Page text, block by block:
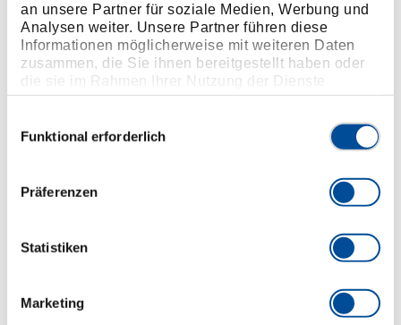
an unsere Partner für soziale Medien, Werbung und
Analysen weiter. Unsere Partner führen diese
Informationen möglicherweise mit weiteren Daten
zusammen, die Sie ihnen bereitgestellt haben oder
die sie im Rahmen Ihrer Nutzung der Dienste
gesammelt haben. Unsere vollständige
Funktional erforderlich
Präferenzen
Statistiken
Marketing
Produktbeschreibung
Für schwer zugängliche Schraubstellen
Chrom-Vanadium-Stahl